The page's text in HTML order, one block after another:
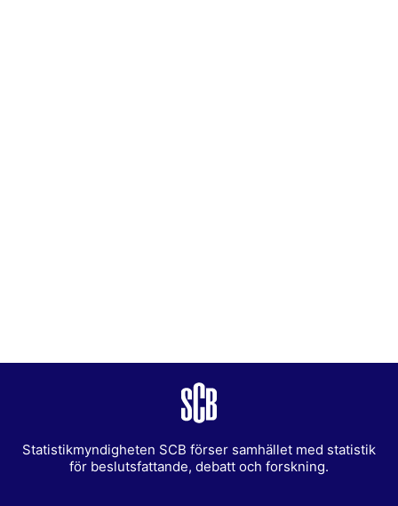
Statistikmyndigheten SCB förser samhället med statistik
för beslutsfattande, debatt och forskning.